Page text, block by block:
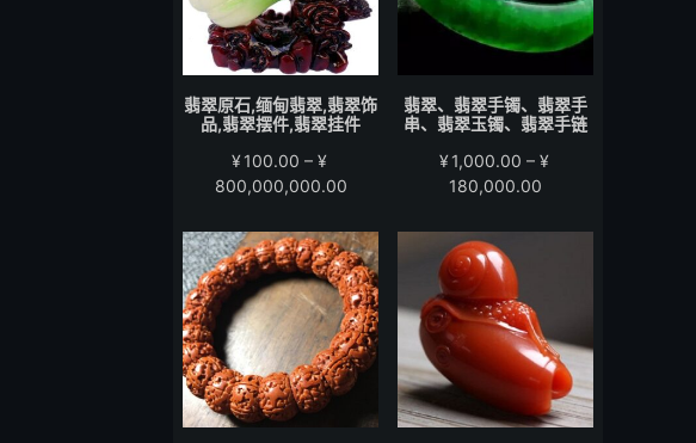
翡翠原石,缅甸翡翠,翡翠饰
品,翡翠摆件,翡翠挂件
¥100.00 – ¥
800,000,000.00价
范
围：
¥100.00
至
¥800,000,000.00
翡翠、翡翠手镯、翡翠手
串、翡翠玉镯、翡翠手链
¥1,000.00 – ¥
180,000.00
范
¥180,000.00